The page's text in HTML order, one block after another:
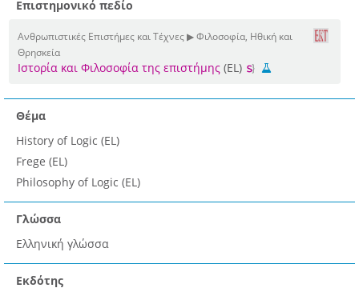
Επιστημονικό πεδίο
Ανθρωπιστικές Επιστήμες και Τέχνες ▶ Φιλοσοφία, Ηθική και
Θρησκεία
Ιστορία και Φιλοσοφία της επιστήμης (EL)
Θέμα
History of Logic (EL)
Frege (EL)
Philosophy of Logic (EL)
Γλώσσα
Ελληνική γλώσσα
Εκδότης